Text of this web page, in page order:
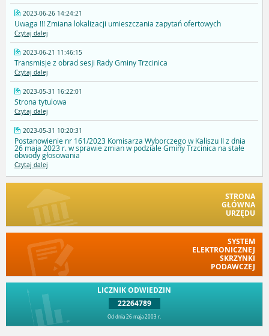
2023-06-26 14:24:21
Uwaga !!! Zmiana lokalizacji umieszczania zapytań ofertowych
Czytaj dalej
2023-06-21 11:46:15
Transmisje z obrad sesji Rady Gminy Trzcinica
Czytaj dalej
2023-05-31 16:22:01
Strona tytulowa
Czytaj dalej
2023-05-31 10:20:31
Postanowienie nr 161/2023 Komisarza Wyborczego w Kaliszu II z dnia
26 maja 2023 r. w sprawie zmian w podziale Gminy Trzcinica na stałe
obwody głosowania
Czytaj dalej
STRONA
GŁÓWNA
URZĘDU
SYSTEM
ELEKTRONICZNEJ
SKRZYNKI
PODAWCZEJ
LICZNIK ODWIEDZIN
22264789
Od dnia 26 maja 2003 r.